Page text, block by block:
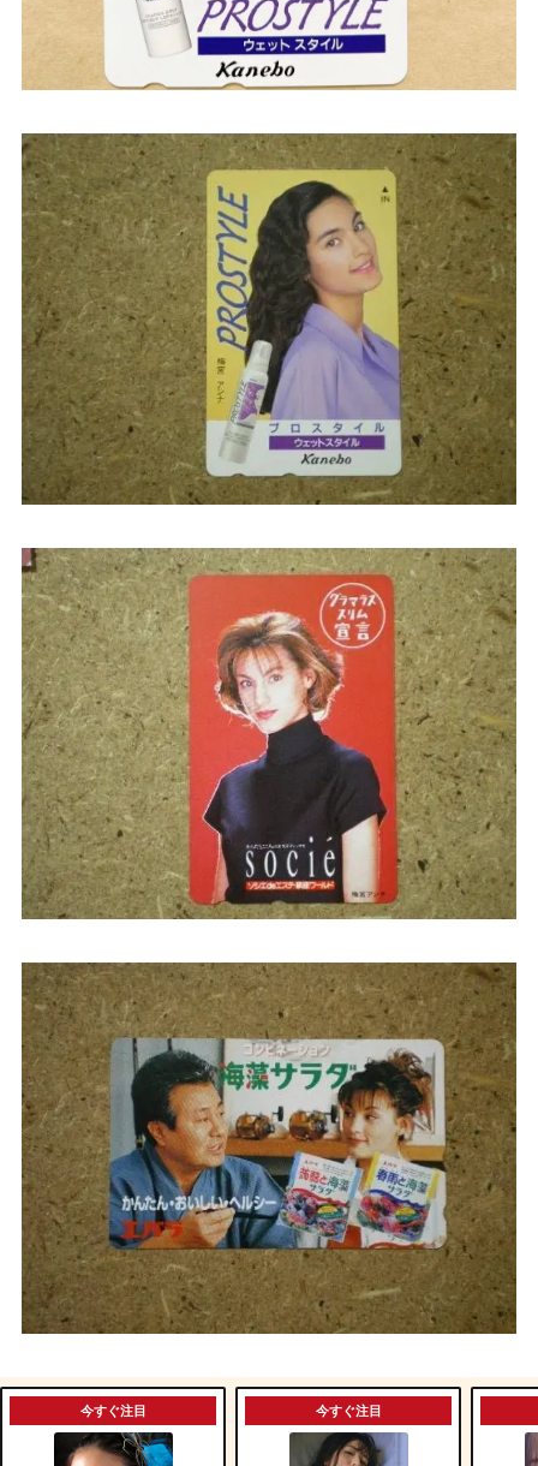
今すぐ注目 今すぐ注目